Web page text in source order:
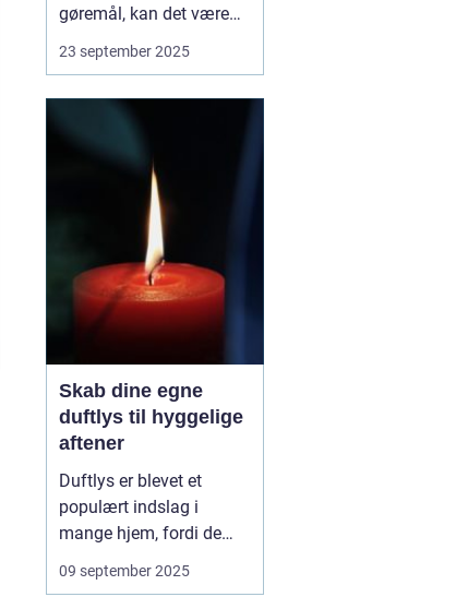
gøremål, kan det være
en udfordring at finde tid
til fælles oplevelser som
der ikke meget til for at
skabe minder, grin og
nærvær. Ud...
23 september 2025
Skab dine egne
duftlys til hyggelige
aftener
Duftlys er blevet et
populært indslag i
mange hjem, fordi de
kan forvandle en
almindelig aften til en
09 september 2025